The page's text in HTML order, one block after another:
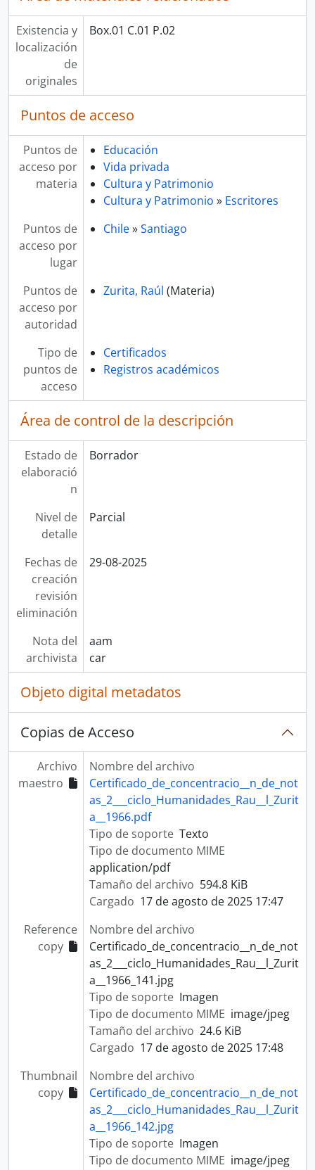
Existencia y
localización
de
originales
Box.01 C.01 P.02
Puntos de acceso
Puntos de
acceso por
materia
Educación
Vida privada
Cultura y Patrimonio
Cultura y Patrimonio » Escritores
Puntos de
acceso por
lugar
Chile»Santiago
Puntos de
acceso por
autoridad
Zurita, Raúl (Materia)
Tipo de
puntos de
acceso
Certificados
Registros académicos
Área de control de la descripción
Estado de
elaboració
n
Borrador
Nivel de
detalle
Parcial
Fechas de
creación
revisión
eliminación
29-08-2025
Nota del
archivista
aam
car
Objeto digital metadatos
Copias de Acceso
Archivo
maestro
Nombre del archivo
Certificado_de_concentracio__n_de_not
as_2___ciclo_Humanidades_Rau__l_Zurit
a__1966.pdf
Tipo de soporte Texto
Tipo de documento MIME
application/pdf
Tamaño del archivo 594.8 KiB
Cargado 17 de agosto de 2025 17:47
Reference
copy
Nombre del archivo
Certificado_de_concentracio__n_de_not
as_2___ciclo_Humanidades_Rau__l_Zurit
a__1966_141.jpg
Tipo de soporte Imagen
Tipo de documento MIME image/jpeg
Tamaño del archivo 24.6 KiB
Cargado 17 de agosto de 2025 17:48
Thumbnail
copy
Nombre del archivo
Certificado_de_concentracio__n_de_not
as_2___ciclo_Humanidades_Rau__l_Zurit
a__1966_142.jpg
Tipo de soporte Imagen
Tipo de documento MIME image/jpeg